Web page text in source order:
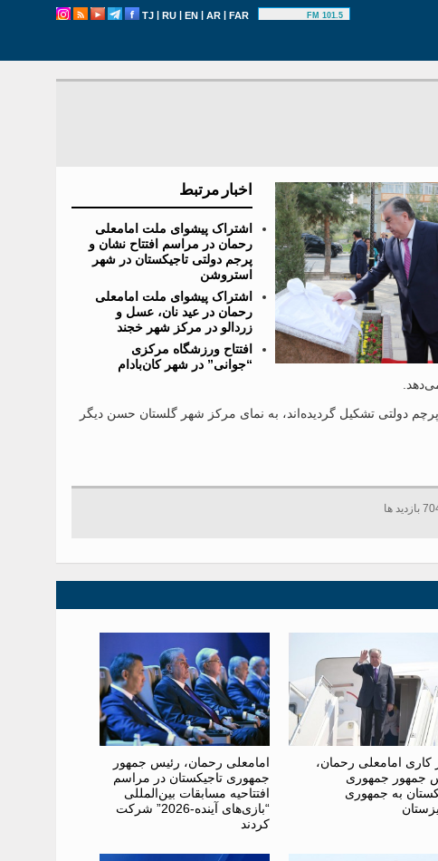
TJ | RU | EN | AR | FAR 101.5 FM
اخبار مرتبط
اشتراک پیشوای ملت امامعلی
رحمان در مراسم افتتاح نشان و
پرجم دولتی تاجیکستان در شهر
استروشن
اشتراک پیشوای ملت امامعلی
رحمان در عید نان، عسل و
زردالو در مرکز شهر خجند
افتتاح ورزشگاه مرکزی
“جوانی” در شهر کان‌بادام
دولتی تشکیل گردیده‌اند، به نمای مرکز شهر گلستان حسن دیگر
امامعلی رحمان،
جمهور جمهوری
به جمهوری
امامعلی رحمان، رئیس جمهور
جمهوری تاجیکستان در مراسم
افتتاحیه مسابقات بین‌المللی
“بازی‌های آینده-2026” شرکت
کردند